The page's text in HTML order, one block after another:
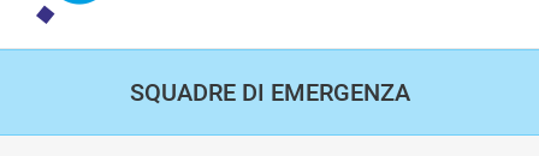
SQUADRE DI EMERGENZA